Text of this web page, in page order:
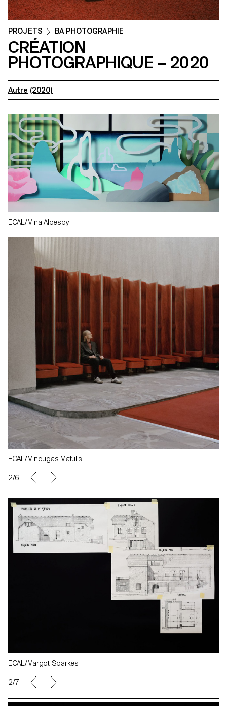
PROJETS BA PHOTOGRAPHIE
CRÉATION
PHOTOGRAPHIQUE – 2020
Autre (2020)
ECAL/Mina Albespy
ECAL/Mindugas Matulis
2/6
ECAL/Margot Sparkes
2/7